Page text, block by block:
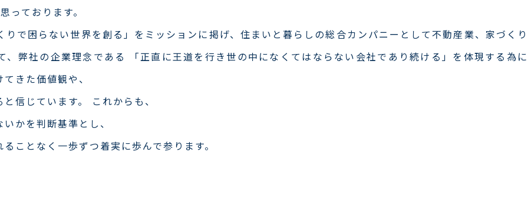
っております。
で困らない世界を創る」をミッションに掲げ、住まいと暮らしの総合カンパニーとして不動産業、家づくり
弊社の企業理念である 「正直に王道を行き世の中になくてはならない会社であり続ける」を体現する為に
きた価値観や、
信じています。 これからも、
かを判断基準とし、
ことなく一歩ずつ着実に歩んで参ります。